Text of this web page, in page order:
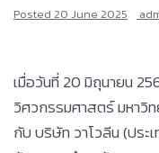
Posted 20 June 2025
เมื่อวันที่ 20 มิถุนายน
วิศวกรรมศาสตร์ มหาวิ
กับ บริษัท วาโวลีน (ประ